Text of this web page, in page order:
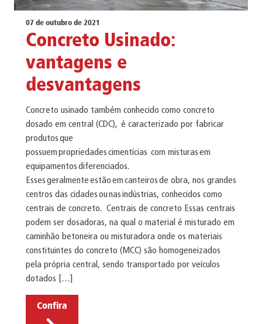
07 de outubro de 2021
Concreto Usinado:
vantagens e
desvantagens
Concreto usinado também conhecido como concreto
dosado em central (CDC), é caracterizado por fabricar
produtos que
possuem propriedades cimentícias com misturas em
equipamentos diferenciados.
Esses geralmente estão em canteiros de obra, nos grandes
centros das cidades ou nas indústrias, conhecidos como
centrais de concreto. Centrais de concreto Essas centrais
podem ser dosadoras, na qual o material é misturado em
caminhão betoneira ou misturadora onde os materiais
constituintes do concreto (MCC) são homogeneizados
pela própria central, sendo transportado por veículos
dotados […]
Confira